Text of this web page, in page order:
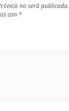
no será publicada.
con *